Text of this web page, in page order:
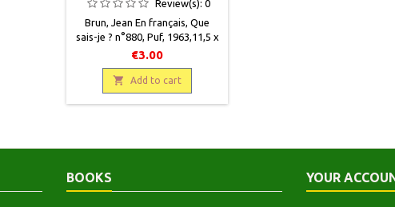
Review(s): 0
Brun, Jean En français , Que
sais-je ? n°880, Puf , 1963,11,5 x
17,5 , 128 pages , broché ,
occasion. Couverture usagée
mais solide. 2e édition.94 g.
€3.00
 Add to cart
BOOKS YOUR